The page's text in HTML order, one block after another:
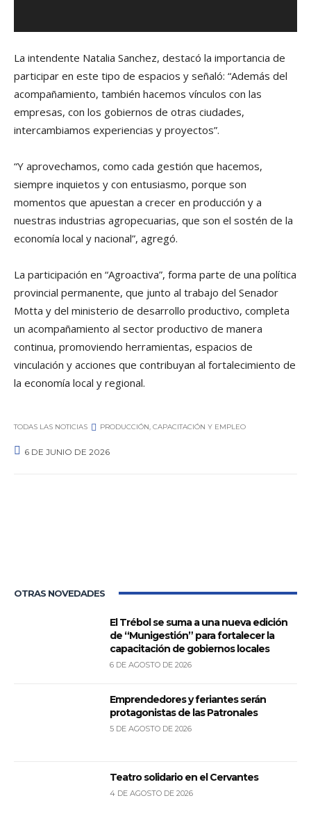
La intendente Natalia Sanchez, destacó la importancia de
participar en este tipo de espacios y señaló: “Además del
acompañamiento, también hacemos vínculos con las
empresas, con los gobiernos de otras ciudades,
intercambiamos experiencias y proyectos”.
“Y aprovechamos, como cada gestión que hacemos,
siempre inquietos y con entusiasmo, porque son
momentos que apuestan a crecer en producción y a
nuestras industrias agropecuarias, que son el sostén de la
economía local y nacional”, agregó.
La participación en “Agroactiva”, forma parte de una política
provincial permanente, que junto al trabajo del Senador
Motta y del ministerio de desarrollo productivo, completa
un acompañamiento al sector productivo de manera
continua, promoviendo herramientas, espacios de
vinculación y acciones que contribuyan al fortalecimiento de
la economía local y regional.
TODAS LAS NOTICIAS PRODUCCIÓN, CAPACITACIÓN Y EMPLEO
6 DE JUNIO DE 2026
OTRAS NOVEDADES
El Trébol se suma a una nueva edición
de “Munigestión” para fortalecer la
capacitación de gobiernos locales
6 DE AGOSTO DE 2026
Emprendedores y feriantes serán
protagonistas de las Patronales
5 DE AGOSTO DE 2026
Teatro solidario en el Cervantes
4 DE AGOSTO DE 2026